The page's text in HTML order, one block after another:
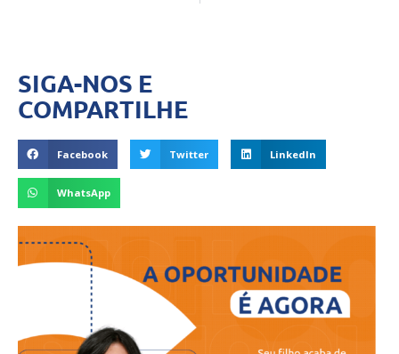
SIGA-NOS E
COMPARTILHE
Facebook Twitter LinkedIn
WhatsApp